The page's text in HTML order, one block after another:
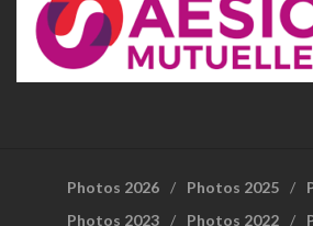
Photos 2026 Photos 2025
Photos 2023
Photos 2022